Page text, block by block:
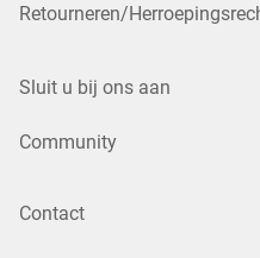
Retourneren/
Sluit u bij ons aan
Community
Contact